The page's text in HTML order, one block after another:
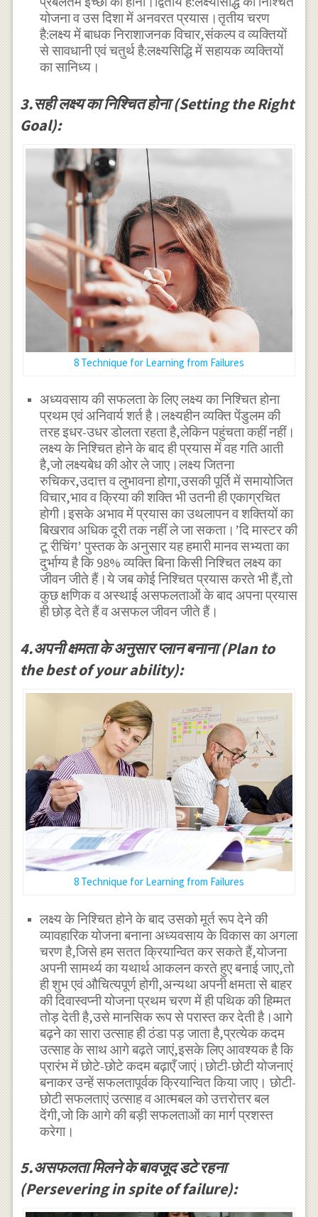
योजना व उस दिशा में अनवरत प्रयास।तृतीय चरण
है:लक्ष्य में बाधक निराशाजनक विचार,संकल्प व व्यक्तियों
से सावधानी एवं चतुर्थ है:लक्ष्यसिद्धि में सहायक व्यक्तियों
का सानिध्य।
3.सही लक्ष्य का निश्चित होना (Setting the Right
Goal):
8 Technique for Learning from Failures
अध्यवसाय की सफलता के लिए लक्ष्य का निश्चित होना
प्रथम एवं अनिवार्य शर्त है।लक्ष्यहीन व्यक्ति पेंडुलम की
तरह इधर-उधर डोलता रहता है,लेकिन पहुंचता कहीं नहीं।
लक्ष्य के निश्चित होने के बाद ही प्रयास में वह गति आती
है,जो लक्ष्यबेध की ओर ले जाए।लक्ष्य जितना
रुचिकर,उदात्त व लुभावना होगा,उसकी पूर्ति में समायोजित
विचार,भाव व क्रिया की शक्ति भी उतनी ही एकाग्रचित
होगी।इसके अभाव में प्रयास का उथलापन व शक्तियों का
बिखराव अधिक दूरी तक नहीं ले जा सकता।’दि मास्टर की
टू रीचिंग’ पुस्तक के अनुसार यह हमारी मानव सभ्यता का
दुर्भाग्य है कि 98% व्यक्ति बिना किसी निश्चित लक्ष्य का
जीवन जीते हैं।ये जब कोई निश्चित प्रयास करते भी हैं,तो
कुछ क्षणिक व अस्थाई असफलताओं के बाद अपना प्रयास
ही छोड़ देते हैं व असफल जीवन जीते हैं।
4.अपनी क्षमता के अनुसार प्लान बनाना (Plan to
the best of your ability):
8 Technique for Learning from Failures
लक्ष्य के निश्चित होने के बाद उसको मूर्त रूप देने की
व्यावहारिक योजना बनाना अध्यवसाय के विकास का अगला
चरण है,जिसे हम सतत क्रियान्वित कर सकते हैं,योजना
अपनी सामर्थ्य का यथार्थ आकलन करते हुए बनाई जाए,तो
ही शुभ एवं औचित्यपूर्ण होगी,अन्यथा अपनी क्षमता से बाहर
की दिवास्वप्नी योजना प्रथम चरण में ही पथिक की हिम्मत
तोड़ देती है,उसे मानसिक रूप से परास्त कर देती है।आगे
बढ़ने का सारा उत्साह ही ठंडा पड़ जाता है,प्रत्येक कदम
उत्साह के साथ आगे बढ़ते जाएं,इसके लिए आवश्यक है कि
प्रारंभ में छोटे-छोटे कदम बढ़ाएँ जाएं।छोटी-छोटी योजनाएं
बनाकर उन्हें सफलतापूर्वक क्रियान्वित किया जाए। छोटी-
छोटी सफलताएं उत्साह व आत्मबल को उत्तरोत्तर बल
देंगी,जो कि आगे की बड़ी सफलताओं का मार्ग प्रशस्त
करेगा।
5.असफलता मिलने के बावजूद डटे रहना
(Persevering in spite of failure):